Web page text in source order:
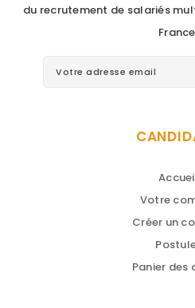
du recrutement de salariés
Votre
Créer un
Panier des